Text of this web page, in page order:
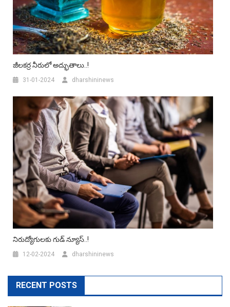
జీలకర్ర నీరులో అద్భుతాలు..!
31-01-2024 dharshininews
నిరుద్యోగులకు గుడ్‌ న్యూస్..!
12-02-2024 dharshininews
RECENT POSTS